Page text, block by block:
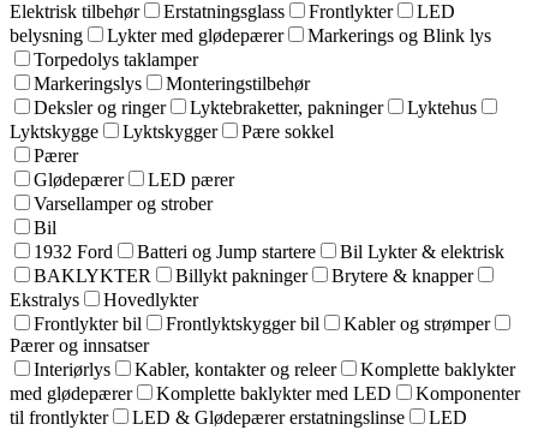
Elektrisk tilbehør
Erstatningsglass Frontlykter
LED
belysning
Lykter med glødepærer
Markerings og Blink lys
Torpedolys taklamper
Markeringslys
Monteringstilbehør
Deksler og ringer
Lyktebraketter, pakninger
Lyktehus
Lyktskygge
Lyktskygger
Pære sokkel
Pærer
Glødepærer
LED pærer
Varsellamper og strober
Bil
1932 Ford
Batteri og Jump startere
Bil Lykter & elektrisk
BAKLYKTER
Billykt pakninger
Brytere & knapper
Ekstralys
Hovedlykter
Frontlykter bil
Frontlyktskygger bil
Kabler og strømper
Pærer og innsatser
Interiørlys
Kabler, kontakter og releer
Komplette baklykter
med glødepærer
Komplette baklykter med LED
Komponenter
til frontlykter
LED & Glødepærer erstatningslinse
LED